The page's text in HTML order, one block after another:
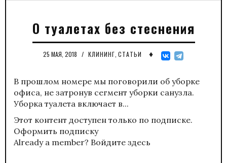
О туалетах без стеснения
25 МАЯ, 2018 / КЛИНИНГ СТАТЬИ ♦
В прошлом номере мы поговорили об уборке
офиса, не затронув сегмент уборки санузла.
Уборка туалета включает в...
Этот контент доступен только по подписке.
Оформить подписку
Already a member? Войдите здесь